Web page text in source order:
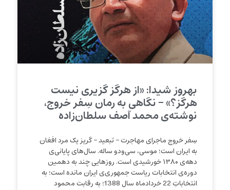
بهروز شیدا: «از هرگز گزیری نیست
هرگز؟» – نگاهی به رمان سِفر خروج،
نوشته‌ی محمد آصف سلطان‌زاده
سِفر خروج ماجرای مهاجرت – تبعید – گریز یک مرد افغان
به ایران است؛ موسی، سی‌ودو ساله. سال‌های پایانی‌ی
دهه‌ی ۱۳۸۰ خورشیدی است. روزهایی چند به دهمین
دوره‌ی انتخابات ریاست جمهوری‌ی ایران مانده است؛ به
انتخاباتِ 22 خردادماه سال 1388؛ به رقابت محمود